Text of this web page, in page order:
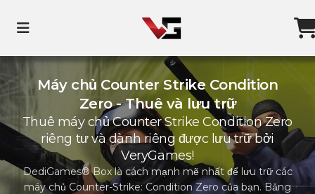
Máy chủ Counter Strike Condition
Zero - Thuê và lưu trữ
Thuê máy chủ Counter Strike Condition Zero
riêng tư và dành riêng được lưu trữ bởi
VeryGames!
DediGames® Box là cách mạnh mẽ nhất để lưu trữ các
máy chủ Counter-Strike: Condition Zero của bạn. Bảng